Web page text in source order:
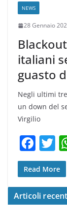
NEWS
28 Gennaio
italiani
guasto
Negli ultimi
un down del
Virgilio
F
a
c
e
b
T
w
itt
Read More
Articoli